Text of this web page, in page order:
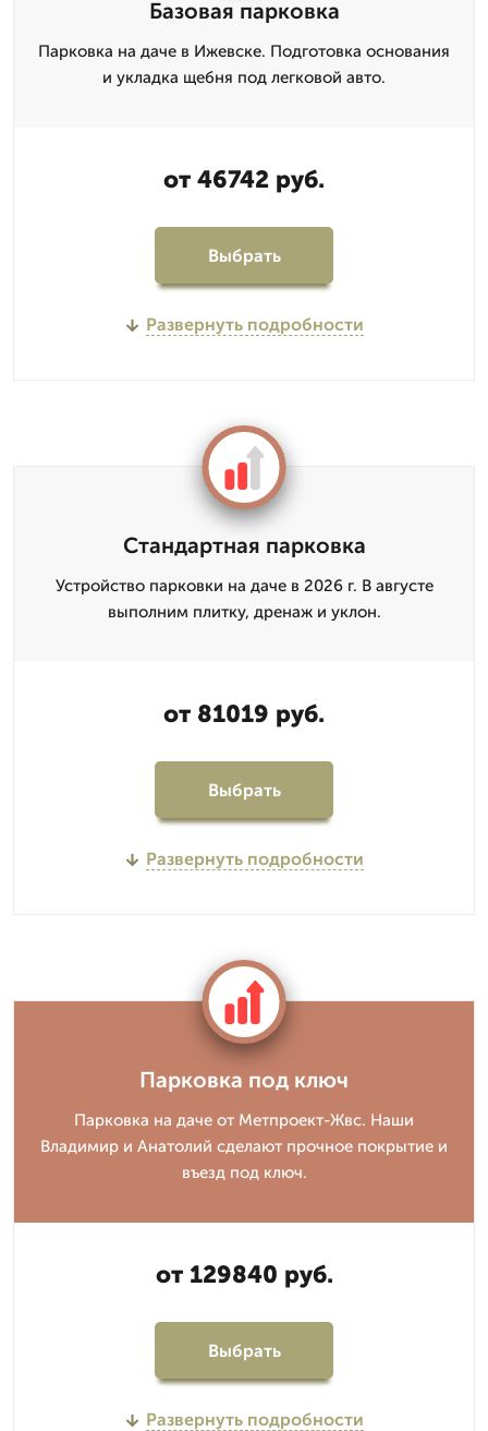
Базовая парковка
Парковка на даче в Ижевске. Подготовка основания
и укладка щебня под легковой авто.
от 46742 руб.
Выбрать
Развернуть подробности
Стандартная парковка
Устройство парковки на даче в 2026 г. В августе
выполним плитку, дренаж и уклон.
от 81019 руб.
Выбрать
Развернуть подробности
Парковка под ключ
Парковка на даче от Метпроект-Жвс. Наши
Владимир и Анатолий сделают прочное покрытие и
въезд под ключ.
от 129840 руб.
Выбрать
Развернуть подробности